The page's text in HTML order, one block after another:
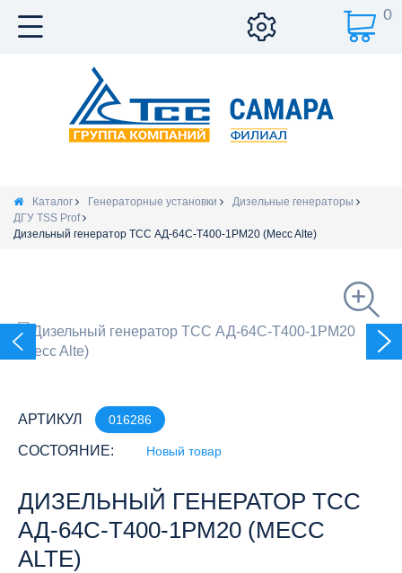
0
Каталог Генераторные установки
Дизельные генераторы
ДГУ TSS Prof
Дизельный генератор ТСС АД-64С-Т400-1РМ20 (Mecc Alte)
АРТИКУЛ 016286
СОСТОЯНИЕ: Новый товар
ДИЗЕЛЬНЫЙ ГЕНЕРАТОР ТСС
АД-64С-Т400-1РМ20 (MECC
ALTE)